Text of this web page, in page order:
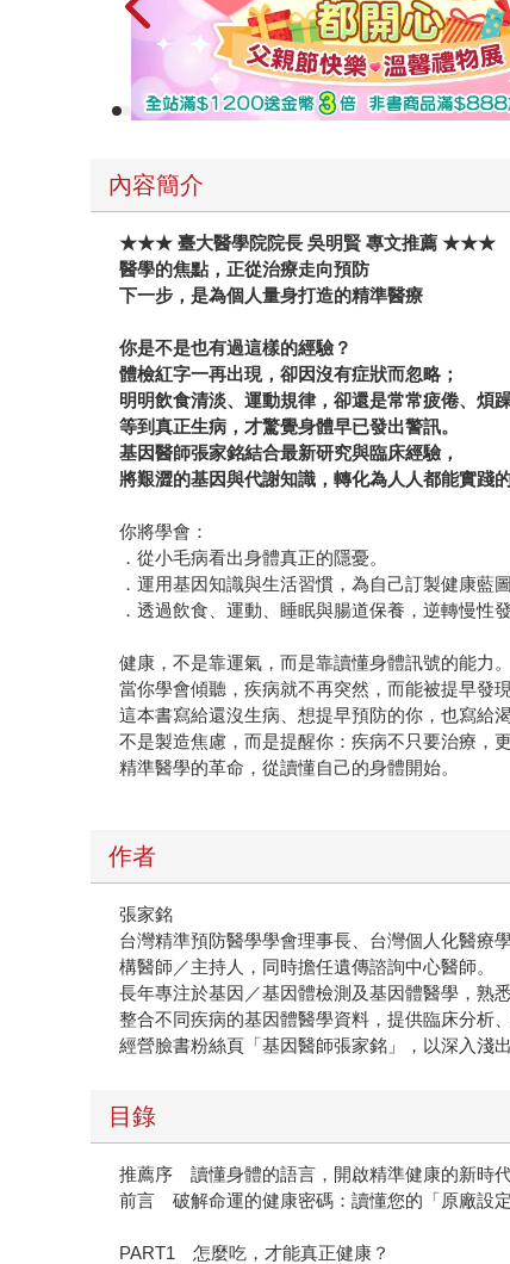
內容簡介
★★★ 臺大醫學院院長 吳明賢 專文推薦 ★★★
醫學的焦點，正從治療走向預防
下一步，是為個人量身打造的精準醫療
你是不是也有過這樣的經驗？
體檢紅字一再出現，卻因沒有症狀而忽略；
明明飲食清淡、運動規律，卻還是常常疲倦、煩
等到真正生病，才驚覺身體早已發出警訊。
基因醫師張家銘結合最新研究與臨床經驗，
將艱澀的基因與代謝知識，轉化為人人都能實踐的
你將學會：
．從小毛病看出身體真正的隱憂。
．運用基因知識與生活習慣，為自己訂製健康藍圖
．透過飲食、運動、睡眠與腸道保養，逆轉慢性
健康，不是靠運氣，而是靠讀懂身體訊號的能力。
當你學會傾聽，疾病就不再突然，而能被提早發現
這本書寫給還沒生病、想提早預防的你，也寫給
不是製造焦慮，而是提醒你：疾病不只要治療，
精準醫學的革命，從讀懂自己的身體開始。
作者
張家銘
台灣精準預防醫學學會理事長、台灣個人化醫療
構醫師／主持人，同時擔任遺傳諮詢中心醫師。
長年專注於基因／基因體檢測及基因體醫學，熟
整合不同疾病的基因體醫學資料，提供臨床分析
經營臉書粉絲頁「基因醫師張家銘」，以深入淺
目錄
推薦序 讀懂身體的語言，開啟精準健康的新時
前言 破解命運的健康密碼：讀懂您的「原廠設
PART1 怎麼吃，才能真正健康？